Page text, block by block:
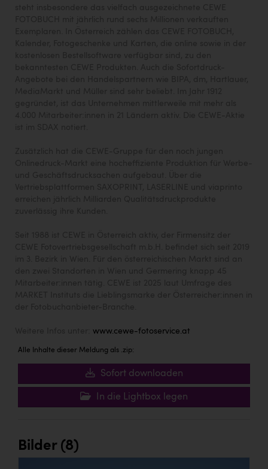
www.cewe-fotoservice.at
Alle Inhalte dieser Meldung als .zip:
Sofort downloaden
In die Lightbox legen
Bilder (8)